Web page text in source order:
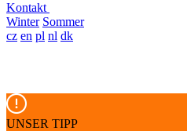
Kontakt
Winter Sommer
cz en pl nl dk
UNSER TIPP